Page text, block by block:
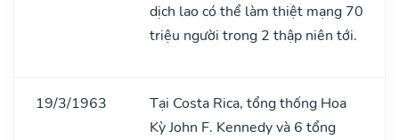
dịch lao có thể làm thiệt mạng 70
triệu người trong 2 thập niên tới.
19/3/1963
Tại Costa Rica, tổng thống Hoa
Kỳ John F. Kennedy và 6 tổng